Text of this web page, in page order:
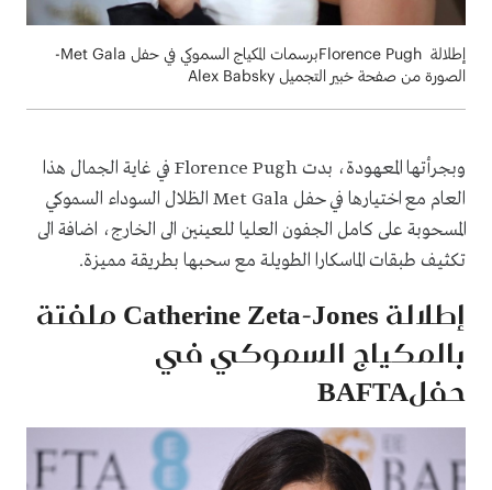
إطلالة Florence Pughبرسمات المكياج السموكي في حفل Met Gala-
الصورة من صفحة خبير التجميل Alex Babsky
وبجرأتها المعهودة، بدت Florence Pugh في غاية الجمال هذا
العام مع اختيارها في حفل Met Gala الظلال السوداء السموكي
المسحوبة على كامل الجفون العليا للعينين الى الخارج، اضافة الى
تكثيف طبقات الماسكارا الطويلة مع سحبها بطريقة مميزة.
إطلالة Catherine Zeta-Jones ملفتة
بالمكياج السموكي في
حفلBAFTA